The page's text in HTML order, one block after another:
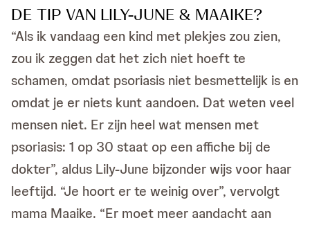
DE TIP VAN LILY-JUNE & MAAIKE?
“Als ik vandaag een kind met plekjes zou zien,
zou ik zeggen dat het zich niet hoeft te
schamen, omdat psoriasis niet besmettelijk is en
omdat je er niets kunt aandoen. Dat weten veel
mensen niet. Er zijn heel wat mensen met
psoriasis: 1 op 30 staat op een affiche bij de
dokter”, aldus Lily-June bijzonder wijs voor haar
leeftijd. “Je hoort er te weinig over”, vervolgt
mama Maaike. “Er moet meer aandacht aan